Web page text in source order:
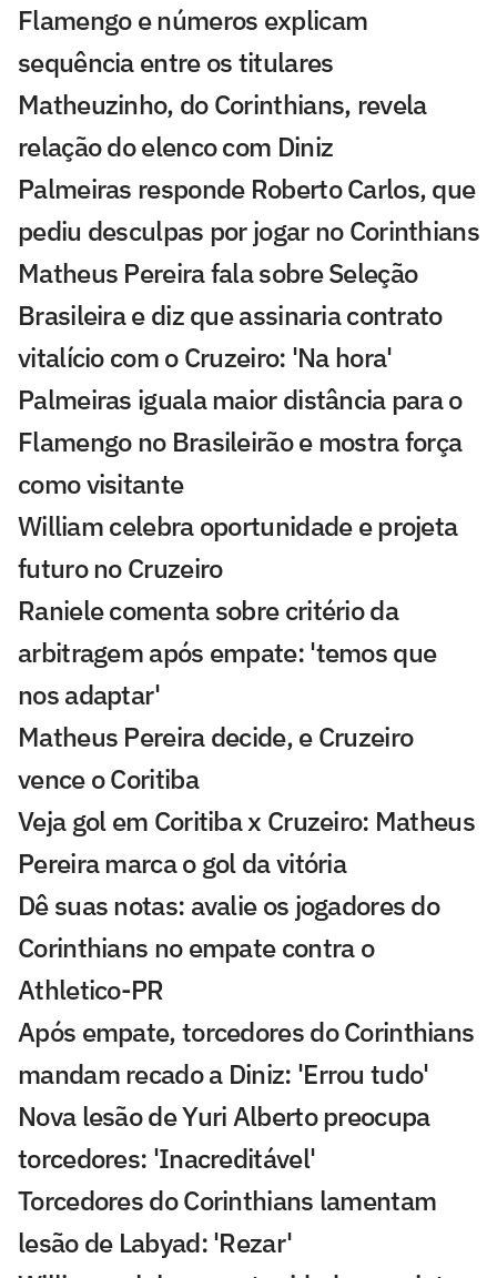
Flamengo e números explicam
sequência entre os titulares
Matheuzinho, do Corinthians, revela
relação do elenco com Diniz
Palmeiras responde Roberto Carlos, que
pediu desculpas por jogar no Corinthians
Matheus Pereira fala sobre Seleção
Brasileira e diz que assinaria contrato
vitalício com o Cruzeiro: 'Na hora'
Palmeiras iguala maior distância para o
Flamengo no Brasileirão e mostra força
como visitante
William celebra oportunidade e projeta
futuro no Cruzeiro
Raniele comenta sobre critério da
arbitragem após empate: 'temos que
nos adaptar'
Matheus Pereira decide, e Cruzeiro
vence o Coritiba
Veja gol em Coritiba x Cruzeiro: Matheus
Pereira marca o gol da vitória
Dê suas notas: avalie os jogadores do
Corinthians no empate contra o
Athletico-PR
Após empate, torcedores do Corinthians
mandam recado a Diniz: 'Errou tudo'
Nova lesão de Yuri Alberto preocupa
torcedores: 'Inacreditável'
Torcedores do Corinthians lamentam
lesão de Labyad: 'Rezar'